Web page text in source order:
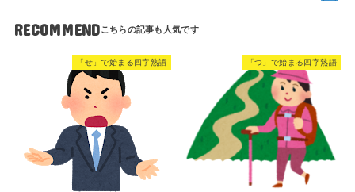
RECOMMEND
「せ」で始まる四字熟語 「つ」で始まる四字熟語